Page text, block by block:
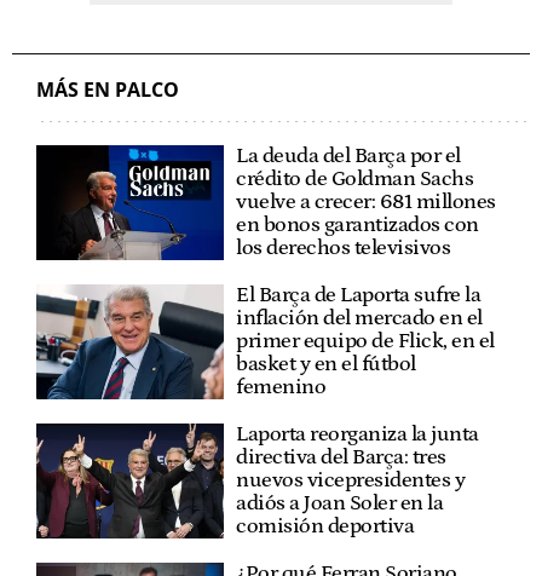
MÁS EN PALCO
La deuda del Barça por el
crédito de Goldman Sachs
vuelve a crecer: 681 millones
en bonos garantizados con
los derechos televisivos
El Barça de Laporta sufre la
inflación del mercado en el
primer equipo de Flick, en el
basket y en el fútbol
femenino
Laporta reorganiza la junta
directiva del Barça: tres
nuevos vicepresidentes y
adiós a Joan Soler en la
comisión deportiva